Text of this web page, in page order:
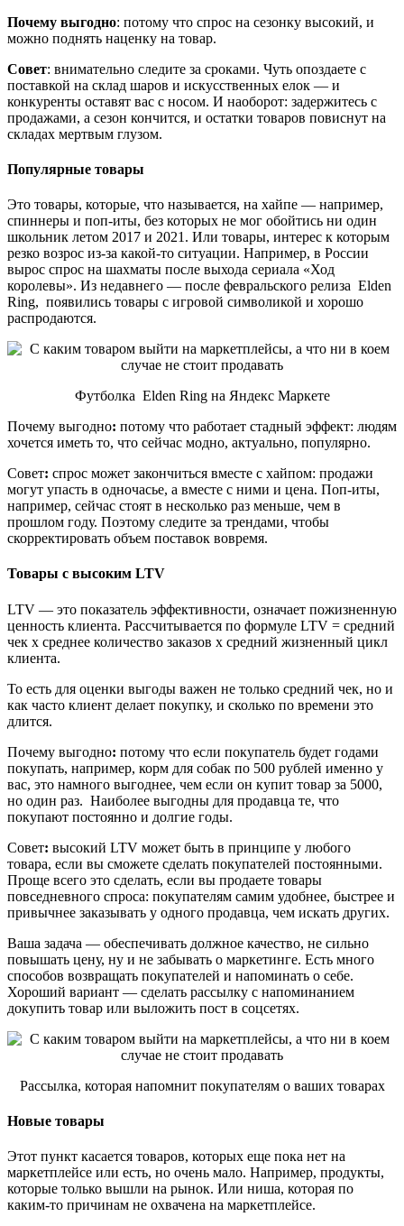
Почему выгодно: потому что спрос на сезонку высокий, и
можно поднять наценку на товар.
Совет: внимательно следите за сроками. Чуть опоздаете с
поставкой на склад шаров и искусственных елок — и
конкуренты оставят вас с носом. И наоборот: задержитесь с
продажами, а сезон кончится, и остатки товаров повиснут на
складах мертвым глузом.
Популярные товары
Это товары, которые, что называется, на хайпе — например,
спиннеры и поп-иты, без которых не мог обойтись ни один
школьник летом 2017 и 2021. Или товары, интерес к которым
резко возрос из-за какой-то ситуации. Например, в России
вырос спрос на шахматы после выхода сериала «Ход
королевы». Из недавнего — после февральского релиза Elden
Ring, появились товары с игровой символикой и хорошо
распродаются.
Футболка Elden Ring на Яндекс Маркете
Почему выгодно: потому что работает стадный эффект: людям
хочется иметь то, что сейчас модно, актуально, популярно.
Совет: спрос может закончиться вместе с хайпом: продажи
могут упасть в одночасье, а вместе с ними и цена. Поп-иты,
например, сейчас стоят в несколько раз меньше, чем в
прошлом году. Поэтому следите за трендами, чтобы
скорректировать объем поставок вовремя.
Товары с высоким LTV
LTV — это показатель эффективности, означает пожизненную
ценность клиента. Рассчитывается по формуле LTV = средний
чек х среднее количество заказов х средний жизненный цикл
клиента.
То есть для оценки выгоды важен не только средний чек, но и
как часто клиент делает покупку, и сколько по времени это
длится.
Почему выгодно: потому что если покупатель будет годами
покупать, например, корм для собак по 500 рублей именно у
вас, это намного выгоднее, чем если он купит товар за 5000,
но один раз. Наиболее выгодны для продавца те, что
покупают постоянно и долгие годы.
Совет: высокий LTV может быть в принципе у любого
товара, если вы сможете сделать покупателей постоянными.
Проще всего это сделать, если вы продаете товары
повседневного спроса: покупателям самим удобнее, быстрее и
привычнее заказывать у одного продавца, чем искать других.
Ваша задача — обеспечивать должное качество, не сильно
повышать цену, ну и не забывать о маркетинге. Есть много
способов возвращать покупателей и напоминать о себе.
Хороший вариант — сделать рассылку с напоминанием
докупить товар или выложить пост в соцсетях.
Рассылка, которая напомнит покупателям о ваших товарах
Новые товары
Этот пункт касается товаров, которых еще пока нет на
маркетплейсе или есть, но очень мало. Например, продукты,
которые только вышли на рынок. Или ниша, которая по
каким-то причинам не охвачена на маркетплейсе.